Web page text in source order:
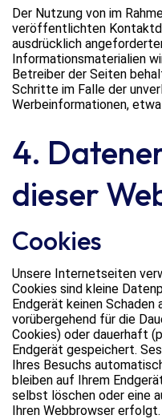
Der Nutzung von im
veröffentlichten
ausdrücklich
Informationsmaterialien
Betreiber der Seiten
Schritte im Falle der
Werbeinformationen,
4.
dieser
Cookies
Unsere Internetseiten
Cookies sind kleine
Endgerät keinen Schaden
vorübergehend für die
Cookies) oder dauerhaft
Endgerät gespeichert.
Ihres Besuchs
bleiben auf Ihrem
selbst löschen oder eine
Ihren Webbrowser erfolgt.